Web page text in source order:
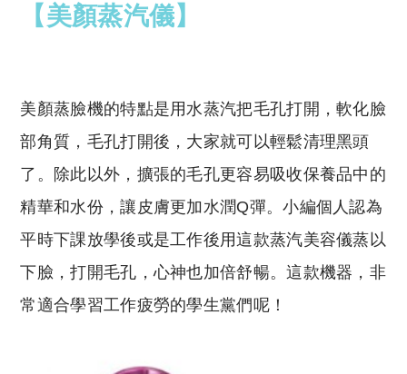
【美顏蒸汽儀】
美顏蒸臉機的特點是用水蒸汽把毛孔打開，軟化臉
部角質，毛孔打開後，大家就可以輕鬆清理黑頭
了。除此以外，擴張的毛孔更容易吸收保養品中的
精華和水份，讓皮膚更加水潤Q彈。小編個人認為
平時下課放學後或是工作後用這款蒸汽美容儀蒸以
下臉，打開毛孔，心神也加倍舒暢。這款機器，非
常適合學習工作疲勞的學生黨們呢！